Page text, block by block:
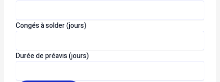
Congés à solder (jours)
Durée de préavis (jours)